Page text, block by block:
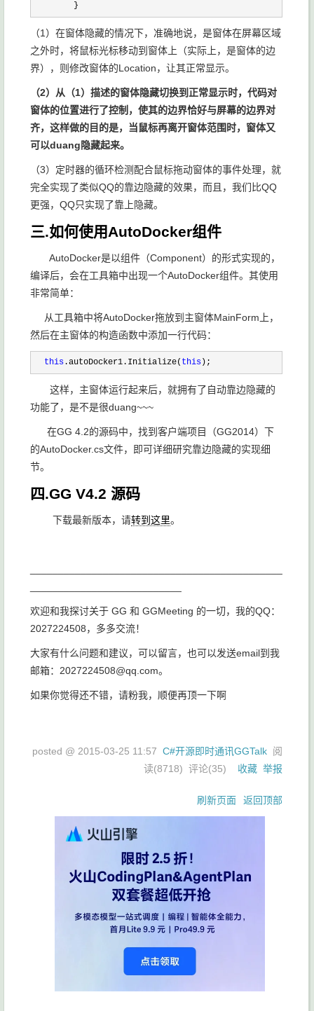
        }
（1）在窗体隐藏的情况下，准确地说，是窗体在屏幕区域
之外时，将鼠标光标移动到窗体上（实际上，是窗体的边
界），则修改窗体的Location，让其正常显示。
（2）从（1）描述的窗体隐藏切换到正常显示时，代码对
窗体的位置进行了控制，使其的边界恰好与屏幕的边界对
齐，这样做的目的是，当鼠标再离开窗体范围时，窗体又
可以duang隐藏起来。
（3）定时器的循环检测配合鼠标拖动窗体的事件处理，就
完全实现了类似QQ的靠边隐藏的效果，而且，我们比QQ
更强，QQ只实现了靠上隐藏。
三.如何使用AutoDocker组件
AutoDocker是以组件（Component）的形式实现的，
编译后，会在工具箱中出现一个AutoDocker组件。其使用
非常简单：
从工具箱中将AutoDocker拖放到主窗体MainForm上，
然后在主窗体的构造函数中添加一行代码：
  this
.autoDocker1.Initialize( this );
这样，主窗体运行起来后，就拥有了自动靠边隐藏的
功能了，是不是很duang~~~
在GG 4.2的源码中，找到客户端项目（GG2014）下
的AutoDocker.cs文件，即可详细研究靠边隐藏的实现细
节。
四.GG V4.2 源码
下载最新版本，请转到这里。
欢迎和我探讨关于 GG 和 GGMeeting 的一切，我的QQ：
2027224508，多多交流！
大家有什么问题和建议，可以留言，也可以发送email到我
邮箱：2027224508@qq.com。
如果你觉得还不错，请粉我，顺便再顶一下啊
posted @ 2015-03-25 11:57 C#开源即时通讯GGTalk 阅
读(8718) 评论(35) 收藏 举报
刷新页面 返回顶部